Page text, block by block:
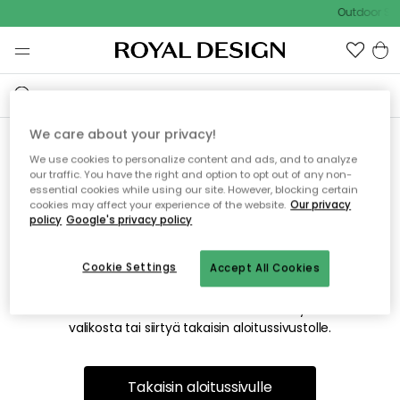
Outdoor
Emme valitettavasti löydä
etsimääsi sivua
Tämä voi johtua siitä, että sivua ei enää ole tai siitä, että se
on siirretty muualle. Pahoittelemme tästä mahdollisesti
valikosta tai siirtyä takaisin aloitussivustolle.
Takaisin aloitussivulle
We care about your privacy!
We use cookies to personalize content and ads, and to analyze
our traffic. You have the right and option to opt out of any non-
essential cookies while using our site. However, blocking certain
cookies may affect your experience of the website. Our privacy
policy Google's privacy policy
Accept All Cookies
Cookie Settings